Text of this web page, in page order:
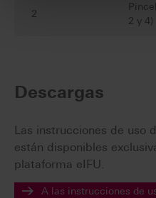
2
2 y 4)
Descargas
Las instrucciones de uso
están disponibles
plataforma eIFU.
A las instrucciones de